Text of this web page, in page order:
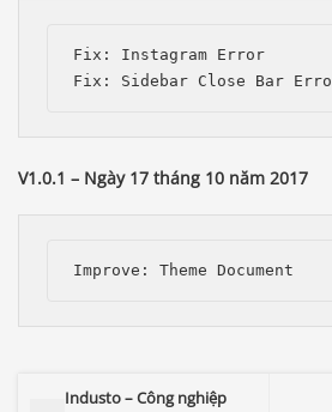
Fix: Instagram Error
V1.0.1 – Ngày 17 tháng 10 năm 2017
Industo – Công nghiệp